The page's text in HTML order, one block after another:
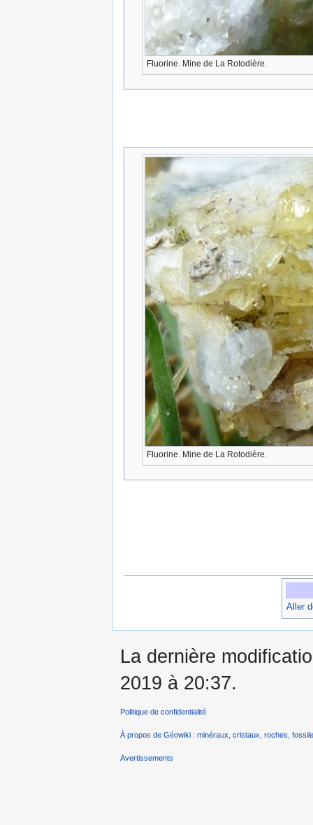
Fluorine. Mine de La Rotodière.
Fluorine. Mine de La Rotodière.
Aller
La dernière
2019 à 20:37.
Politique de confidentialité
À propos de Géowiki : minéraux, cristaux, roches,
Avertissements